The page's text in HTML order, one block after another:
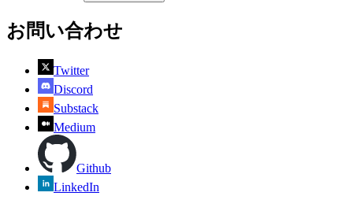
お問い合わせ
Twitter
Discord
Substack
Medium
Github
LinkedIn